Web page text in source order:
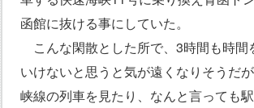
函館に抜ける事にしていた。
こんな閑散とした所で、3時間も時間
いけないと思うと気が遠くなりそうだ
峡線の列車を見たり、なんと言っても